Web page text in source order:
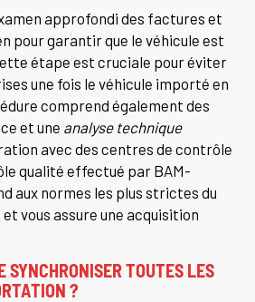
approfondi des factures et
pour garantir que le véhicule est
étape est cruciale pour éviter
une fois le véhicule importé en
comprend également des
et une analyse technique
avec des centres de contrôle
qualité effectué par BAM-
aux normes les plus strictes du
vous assure une acquisition
SYNCHRONISER TOUTES LES
?